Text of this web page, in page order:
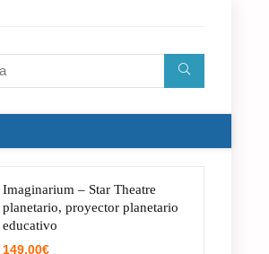
Imaginarium – Star Theatre
planetario, proyector planetario
educativo
149.00€